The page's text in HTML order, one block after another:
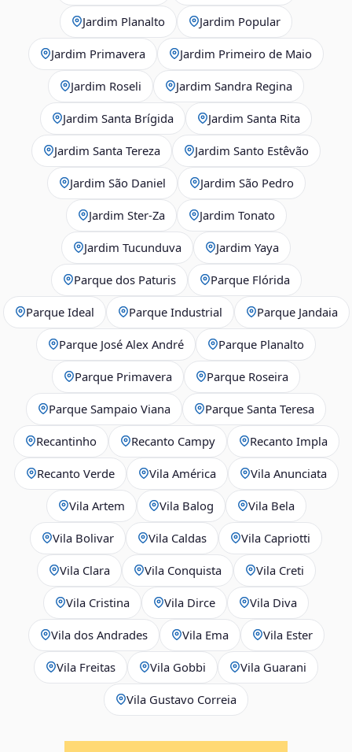
Jardim Planalto Jardim Popular
Jardim Primavera Jardim Primeiro de Maio
Jardim Roseli Jardim Sandra Regina
Jardim Santa Brígida Jardim Santa Rita
Jardim Santa Tereza Jardim Santo Estêvão
Jardim São Daniel Jardim São Pedro
Jardim Ster‑Za Jardim Tonato
Jardim Tucunduva Jardim Yaya
Parque dos Paturis Parque Flórida
Parque Ideal Parque Industrial Parque Jandaia
Parque José Alex André Parque Planalto
Parque Primavera Parque Roseira
Parque Sampaio Viana Parque Santa Teresa
Recantinho Recanto Campy Recanto Impla
Recanto Verde Vila América Vila Anunciata
Vila Artem Vila Balog Vila Bela
Vila Bolivar Vila Caldas Vila Capriotti
Vila Clara Vila Conquista Vila Creti
Vila Cristina Vila Dirce Vila Diva
Vila dos Andrades Vila Ema Vila Ester
Vila Freitas Vila Gobbi Vila Guarani
Vila Gustavo Correia